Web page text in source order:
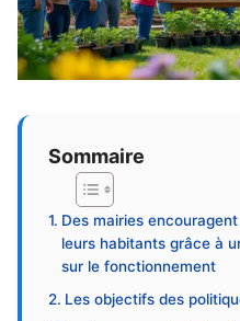
Sommaire
Des mairies
leurs habitants grâce à
sur le fonctionnement
Les objectifs des